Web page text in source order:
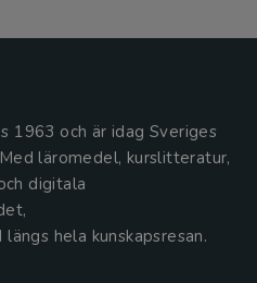
1963 och är idag Sveriges
läromedel, kurslitteratur,
digitala
hela kunskapsresan.